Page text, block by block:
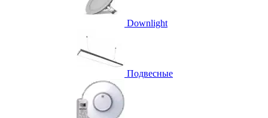
Downlight
Подвесные